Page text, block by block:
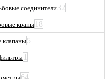
соединители32
краны 18
клапаны5
1
64